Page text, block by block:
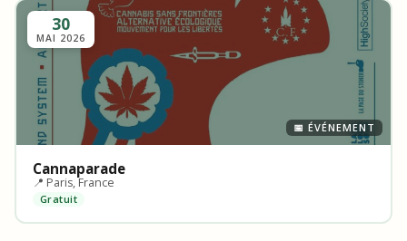
30
MAI 2026
📅 ÉVÉNEMENT
Cannaparade
📍 Paris, France
Gratuit